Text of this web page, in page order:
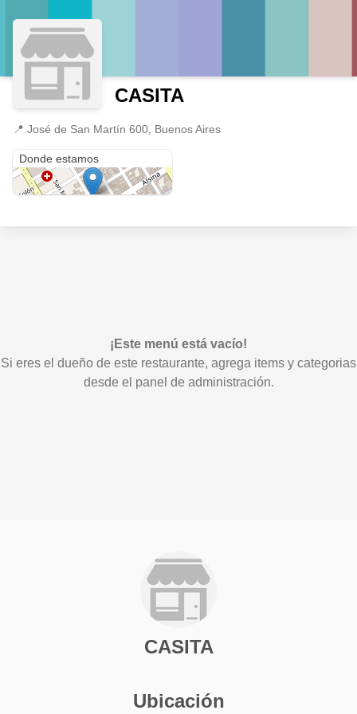
CASITA
📍 José de San Martín 600, Buenos Aires
Donde estamos
¡Este menú está vacío!
Si eres el dueño de este restaurante, agrega items y categorias
desde el panel de administración.
CASITA
Ubicación